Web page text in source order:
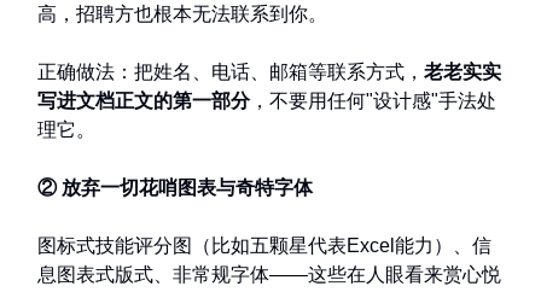
高，招聘方也根本无法联系到你。
正确做法：把姓名、电话、邮箱等联系方式， 老老实实
写进文档正文的第一部分，不要用任何"设计感"手法处
理它。
② 放弃一切花哨图表与奇特字体
图标式技能评分图（比如五颗星代表Excel能力）、信
息图表式版式、非常规字体——这些在人眼看来赏心悦